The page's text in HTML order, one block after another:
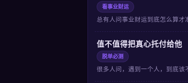
看事业财运
总有人问事业财运到底怎么算
值不值得把真心托付给他
脱单必测
很多人问，遇到一个人，到底